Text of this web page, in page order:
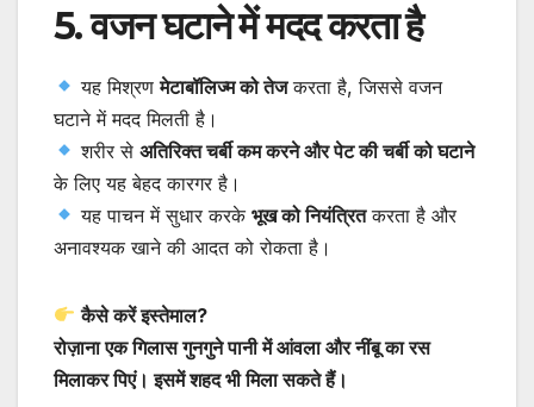
5. वजन घटाने में मदद करता है
यह मिश्रणमेटाबॉलिज्म को तेजकरता है, जिससे वजन
घटाने में मदद मिलती है।
शरीर सेअतिरिक्त चर्बी कम करने और पेट की चर्बी को घटाने
के लिए यह बेहद कारगर है।
यह पाचन में सुधार करकेभूख को नियंत्रितकरता है और
अनावश्यक खाने की आदत को रोकता है।
कैसे करें इस्तेमाल?
रोज़ाना एक गिलास गुनगुने पानी में आंवला और नींबू का रस
मिलाकर पिएं। इसमें शहद भी मिला सकते हैं।